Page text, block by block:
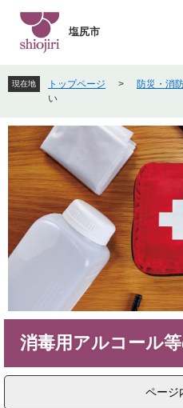
先
頭
す
。
を
飛
し
て
本
文
へ
塩尻市
現在地 トップページ > 防災・消
い
消毒用アルコール
ページ